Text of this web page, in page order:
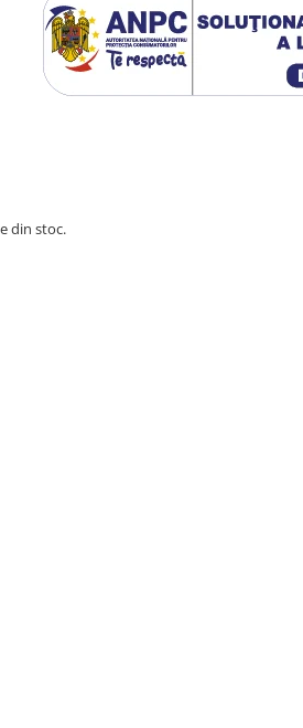
din stoc.